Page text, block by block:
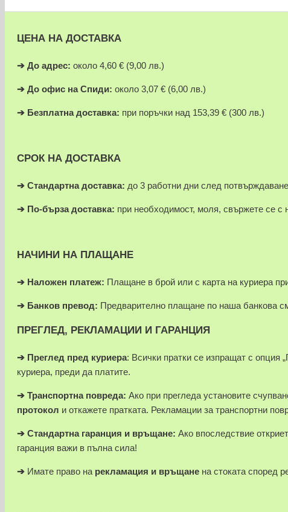
ЦЕНА НА ДОСТАВКА
➔ До адрес: около 4,60 € (9,00 лв.)
➔ До офис на Спиди: около 3,07 € (6,00 лв.)
➔ Безплатна доставка: при поръчки над 153,39 € (300 лв.)
СРОК НА ДОСТАВКА
➔ Стандартна доставка: до 3 работни дни след
➔ По-бърза доставка: при необходимост, моля, свържете се с
НАЧИНИ НА ПЛАЩАНЕ
➔ Наложен платеж: Плащане в брой или с карта на куриера
➔ Банков превод: Предварително плащане по наша банкова
ПРЕГЛЕД, РЕКЛАМАЦИИ И ГАРАНЦИЯ
➔ Преглед пред куриера: Всички пратки се изпращат с опция
куриера, преди да платите.
➔ Транспортна повреда: Ако при прегледа установите
протокол и откажете пратката. Рекламации за транспортни
➔ Стандартна гаранция и връщане: Ако впоследствие
гаранция важи в пълна сила!
➔ Имате право на рекламация и връщане на стоката според